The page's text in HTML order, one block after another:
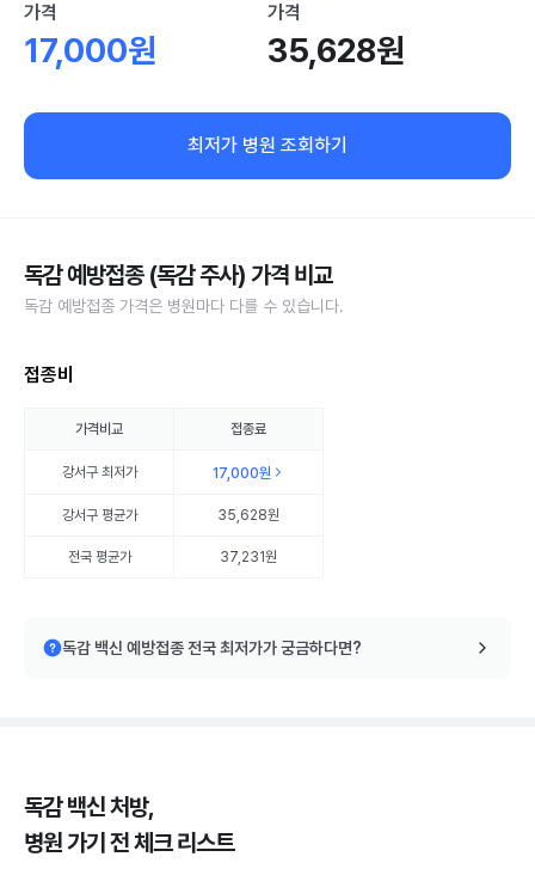
가격
17,000원
가격
35,628원
최저가 병원 조회하기
독감 예방접종 (독감 주사) 가격 비교
독감 예방접종 가격은 병원마다 다를 수 있습니다.
접종비
가격비교 접종료
강서구최저가 17,000원
강서구평균가 35,628원
전국 평균가 37,231원
독감 백신 예방접종 전국 최저가가 궁금하다면?
독감 백신 처방,
병원 가기 전 체크 리스트